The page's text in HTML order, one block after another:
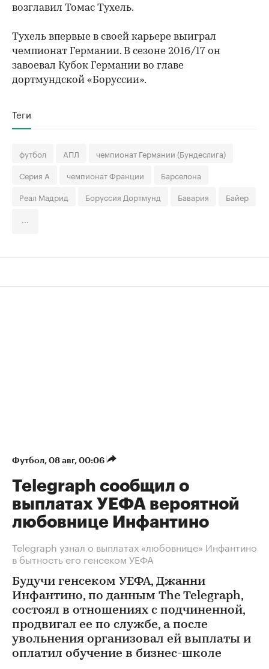
возглавил Томас Тухель.
Тухель впервые в своей карьере выиграл
чемпионат Германии. В сезоне 2016/17 он
завоевал Кубок Германии во главе
дортмундской «Боруссии».
Теги
футбол АПЛ
чемпионат Германии (Бундеслига)
Серия А
чемпионат Франции
Барселона
Реал Мадрид
Боруссия Дортмунд Бавария
Байер
...
Футбол⁠, 08 авг, 00:06
Telegraph сообщил о
выплатах УЕФА вероятной
любовнице Инфантино
Telegraph узнал о выплатах «любовнице» Инфантино
в бытность его генсеком УЕФА
Будучи генсеком УЕФА, Джанни
Инфантино, по данным The Telegraph,
состоял в отношениях с подчиненной,
продвигал ее по службе, а после
увольнения организовал ей выплаты и
оплатил обучение в бизнес-школе